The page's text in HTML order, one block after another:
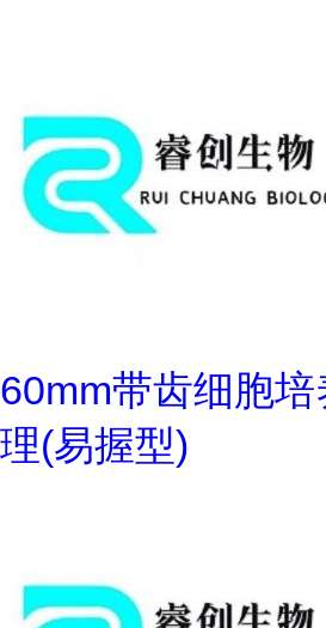
60mm带齿细胞
理(易握型)